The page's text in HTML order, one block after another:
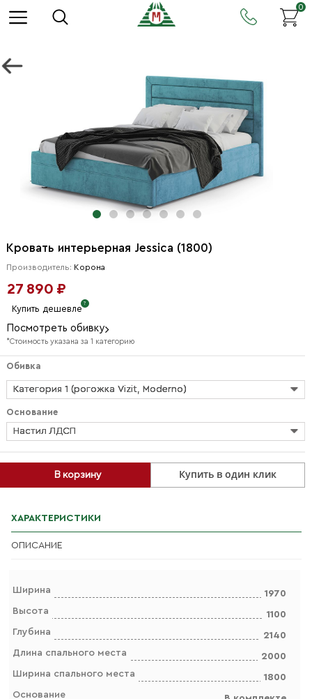
0
Кровать интерьерная Jessica (1800)
Производитель: Корона
27 890 ₽
Купить дешевле
Посмотреть обивку
*Стоимость указана за 1 категорию
В корзину Купить в один клик
Обивка
Категория 1 (рогожка Vizit, Moderno)
Основание
Настил ЛДСП
ХАРАКТЕРИСТИКИ
ОПИСАНИЕ
Ширина
1970
Высота
1100
Глубина
2140
Длина спального места
2000
Ширина спального места
1800
Основание